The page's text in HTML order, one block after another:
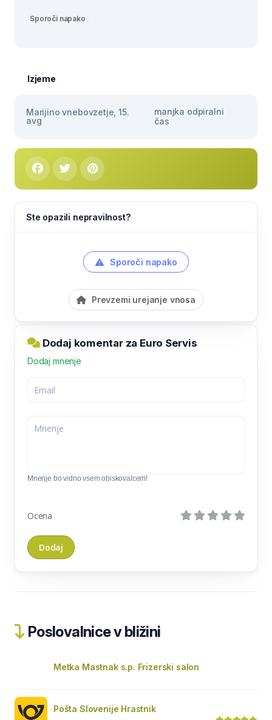
Sporoči napako
Izjeme
Marijino vnebovzetje, 15.
avg
manjka odpiralni
čas
Ste opazili nepravilnost?
Sporoči napako
Prevzemi urejanje vnosa
Dodaj komentar za Euro Servis
Dodaj mnenje
Mnenje bo vidno vsem obiskovalcem!
Ocena
Poslovalnice v bližini
Metka Mastnak s.p. Frizerski salon
Pošta Slovenije Hrastnik